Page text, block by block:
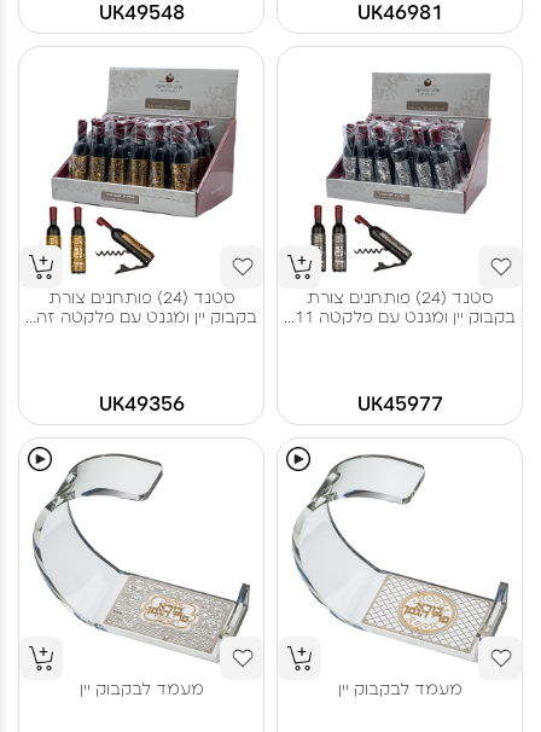
UK46981
UK49548
סטנד (24) פותחנים צורת
בקבוק יין ומגנט עם פלקטה 11...
UK45977
סטנד (24) פותחנים צורת
בקבוק יין ומגנט עם פלקטה זה...
UK49356
מעמד לבקבוק יין מעמד לבקבוק יין